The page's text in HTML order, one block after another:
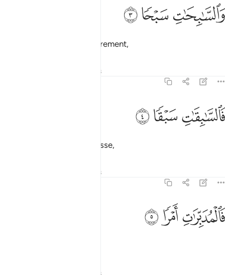
والسابحات سبحا ٣
وَٱلسَّـٰبِحَـٰتِ سَبْحًۭا ٣
ﲘﲙﲚ
Et par ceux qui voguent librement,
Réflexions
فالسابقات سبقا ٤
فَٱلسَّـٰبِقَـٰتِ سَبْقًۭا ٤
ﲛﲜﲝ
puis s’élancent à toute vitesse,
Réflexions
فالمدبرات امرا ٥
فَٱلْمُدَبِّرَٰتِ أَمْرًۭا ٥
ﲞﲟﲠ
Réflexions